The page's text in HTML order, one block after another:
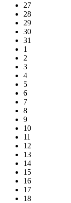
27
28
29
30
31
1
2
3
4
5
6
7
8
9
10
11
12
13
14
15
16
17
18